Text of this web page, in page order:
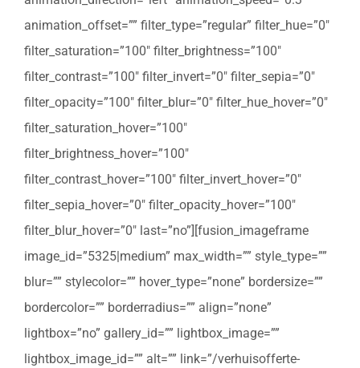
animation_offset=”” filter_type=”regular” filter_hue=”0″
filter_saturation=”100″ filter_brightness=”100″
filter_contrast=”100″ filter_invert=”0″ filter_sepia=”0″
filter_opacity=”100″ filter_blur=”0″ filter_hue_hover=”0″
filter_saturation_hover=”100″
filter_brightness_hover=”100″
filter_contrast_hover=”100″ filter_invert_hover=”0″
filter_sepia_hover=”0″ filter_opacity_hover=”100″
filter_blur_hover=”0″ last=”no”][fusion_imageframe
image_id=”5325|medium” max_width=”” style_type=””
blur=”” stylecolor=”” hover_type=”none” bordersize=””
bordercolor=”” borderradius=”” align=”none”
lightbox=”no” gallery_id=”” lightbox_image=””
lightbox_image_id=”” alt=”” link=”/verhuisofferte-